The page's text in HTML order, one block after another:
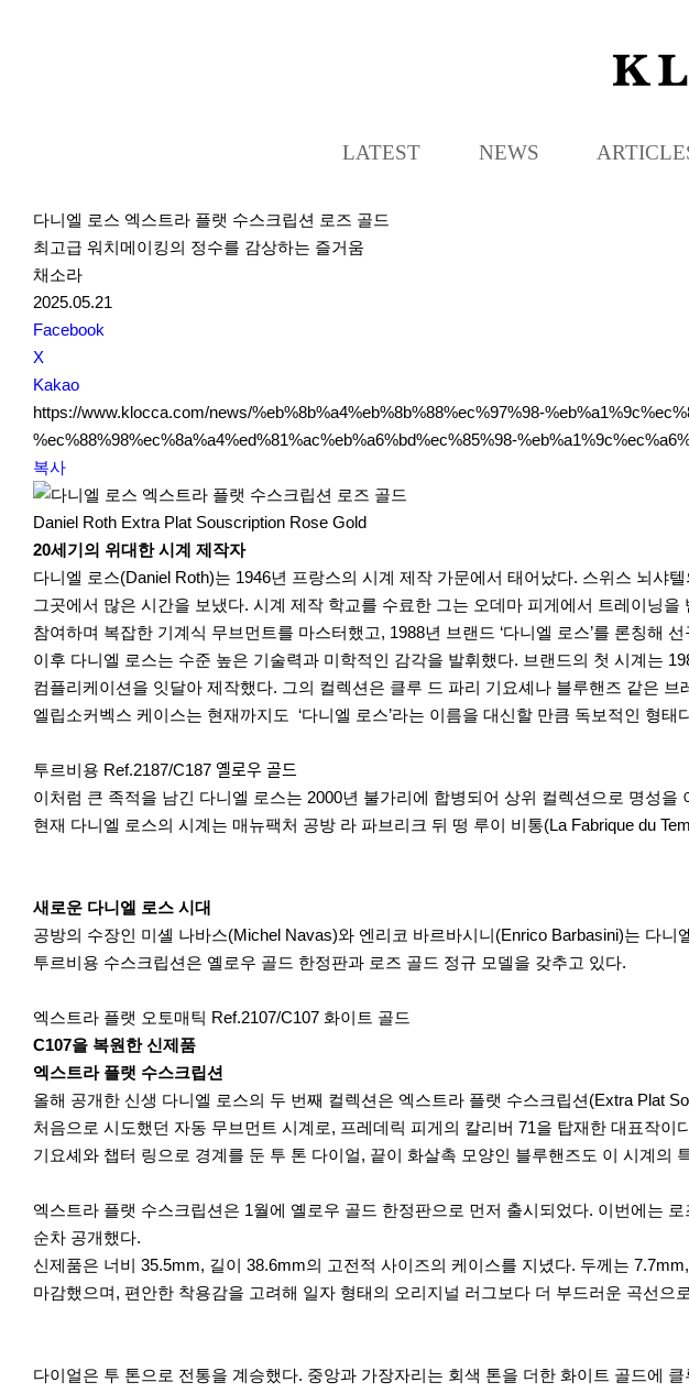
K
L
C
LATEST NEWS
다니엘 로스 엑스트라 플랫 수스크립션 로즈 골드
최고급 워치메이킹의 정수를 감상하는 즐거움
채소라
2025.05.21
S
N
S
S
h
a
r
e
Facebook
X
Kakao
https://www.klocca.com/news/%eb%8b%a4%eb%8b%88%ec%97%98-
%ec%88%98%ec%8a%a4%ed%81%ac%eb%a6%bd%ec%85%98-
복사
Daniel Roth Extra Plat Souscription Rose Gold
20세기의 위대한 시계 제작자
다니엘 로스(Daniel Roth)는 1946년 프랑스의 시계 제작 가문에서 태어났다. 스위스 뇌
그곳에서 많은 시간을 보냈다. 시계 제작 학교를 수료한 그는 오데마 피게에서 트레이닝
참여하며 복잡한 기계식 무브먼트를 마스터했고, 1988년 브랜드 ‘다니엘 로스’를 론칭해
이후 다니엘 로스는 수준 높은 기술력과 미학적인 감각을 발휘했다. 브랜드의 첫 시계는
컴플리케이션을 잇달아 제작했다. 그의 컬렉션은 클루 드 파리 기요셰나 블루핸즈 같은
엘립소커벡스 케이스는 현재까지도 ‘다니엘 로스’라는 이름을 대신할 만큼 독보적인 형태
투르비용 Ref.2187/C187 옐로우 골드
이처럼 큰 족적을 남긴 다니엘 로스는 2000년 불가리에 합병되어 상위 컬렉션으로 명성
현재 다니엘 로스의 시계는 매뉴팩처 공방 라 파브리크 뒤 떵 루이 비통(La Fabrique du
새로운 다니엘 로스 시대
공방의 수장인 미셸 나바스(Michel Navas)와 엔리코 바르바시니(Enrico Barbasini)는 다
투르비용 수스크립션은 옐로우 골드 한정판과 로즈 골드 정규 모델을 갖추고 있다.
엑스트라 플랫 오토매틱 Ref.2107/C107 화이트 골드
C107을 복원한 신제품
엑스트라 플랫 수스크립션
올해 공개한 신생 다니엘 로스의 두 번째 컬렉션은 엑스트라 플랫 수스크립션(Extra Plat
처음으로 시도했던 자동 무브먼트 시계로, 프레데릭 피게의 칼리버 71을 탑재한 대표작
기요셰와 챕터 링으로 경계를 둔 투 톤 다이얼, 끝이 화살촉 모양인 블루핸즈도 이 시계의
엑스트라 플랫 수스크립션은 1월에 옐로우 골드 한정판으로 먼저 출시되었다. 이번에는
순차 공개했다.
신제품은 너비 35.5mm, 길이 38.6mm의 고전적 사이즈의 케이스를 지녔다. 두께는
마감했으며, 편안한 착용감을 고려해 일자 형태의 오리지널 러그보다 더 부드러운 곡선으
다이얼은 투 톤으로 전통을 계승했다. 중앙과 가장자리는 회색 톤을 더한 화이트 골드에